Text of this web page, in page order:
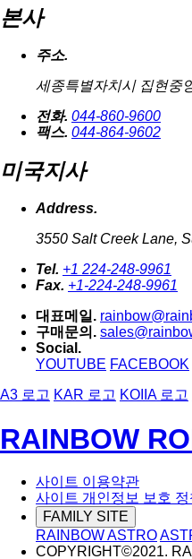
본사
주소.
세종특별자치시 집현중
전화. 044-860-9600
팩스. 044-864-9602
미국지사
Address.
3550 Salt Creek Lane,
Tel. +1 224-248-9961
Fax. +1-224-248-9961
대표메일.
구매문의.
Social.
YOUTUBE FACEBOOK
A3 로고 KAR 로고 KOIIA 로고
RAINBOW
사이트 이용약관
사이트 개인정보 보호 정
FAMILY SITE
RAINBOW ASTRO
COPYRIGHT©2021.